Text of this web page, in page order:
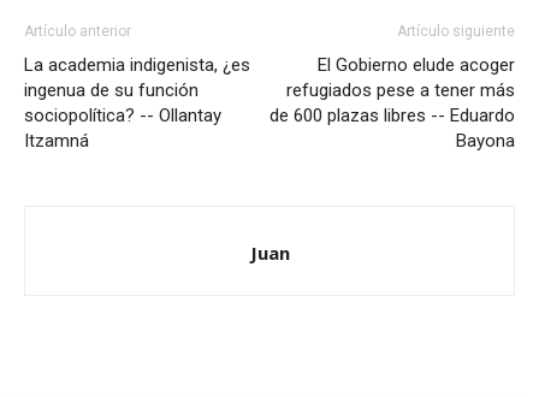
Artículo anterior
La academia indigenista, ¿es
ingenua de su función
sociopolítica? -- Ollantay
Itzamná
Artículo siguiente
El Gobierno elude acoger
refugiados pese a tener más
de 600 plazas libres -- Eduardo
Bayona
Juan